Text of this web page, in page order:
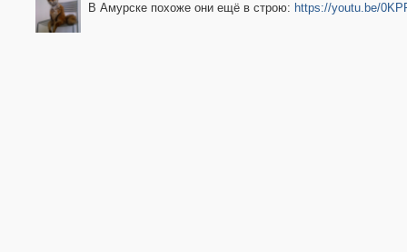
В Амурске похоже они ещё в строю: https://youtu.be/